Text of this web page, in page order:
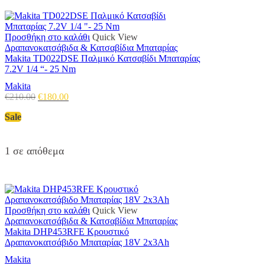
Προσθήκη στο καλάθι Quick View
Δραπανοκατσάβιδα & Κατσαβίδια Μπαταρίας
Makita TD022DSE Παλμικό Κατσαβίδι Μπαταρίας
7.2V 1/4 “- 25 Nm
Makita
€210.00 Original
€180.00Η
Sale
1 σε απόθεμα
Προσθήκη στο καλάθι Quick View
Δραπανοκατσάβιδα & Κατσαβίδια Μπαταρίας
Makita DHP453RFE Κρουστικό
Δραπανοκατσάβιδο Μπαταρίας 18V 2x3Ah
Makita